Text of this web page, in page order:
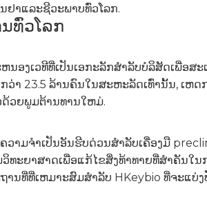
າແລະຊີວະພາບທົ່ວໂລກ.
ທົ່ວໂລກ
ງເວທີທີ່ເປັນເອກະລັກສໍາລັບບໍລິສັດເພື່ອສ
23.5 ລ້ານຄົນໃນສະຫະລັດເທົ່ານັ້ນ, ເຫ
ວຍພູມຕ້ານທານໃຫມ່.
າມຈໍາເປັນອັນຮີບດ່ວນສໍາລັບເຄື່ອງມື
ທະຍາສາດເພື່ອແກ້ໄຂສິ່ງທ້າທາຍທີ່ສໍາຄັນໃ
ນທີ່ທີ່ເຫມາະສົມສໍາລັບ HKeybio ທີ່ຈະແບ່